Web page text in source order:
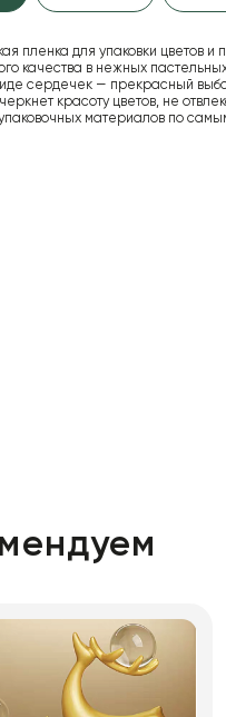
пленка для упаковки цветов и
качества в нежных
сердечек — прекрасный
красоту цветов, не
материалов по